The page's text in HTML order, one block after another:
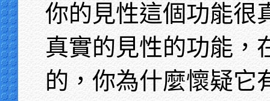
你的見性這個功能很
真實的見性的功能，
的，你為什麼懷疑它